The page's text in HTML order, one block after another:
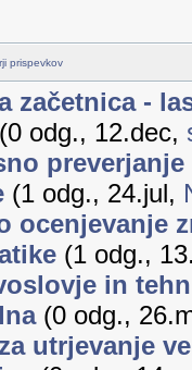
prispevkov
začetnica -
(0 odg., 12.dec,
preverjanje
(1 odg., 24.jul,
ocenjevanje
(1 odg.,
in
(0 odg.,
utrjevanje